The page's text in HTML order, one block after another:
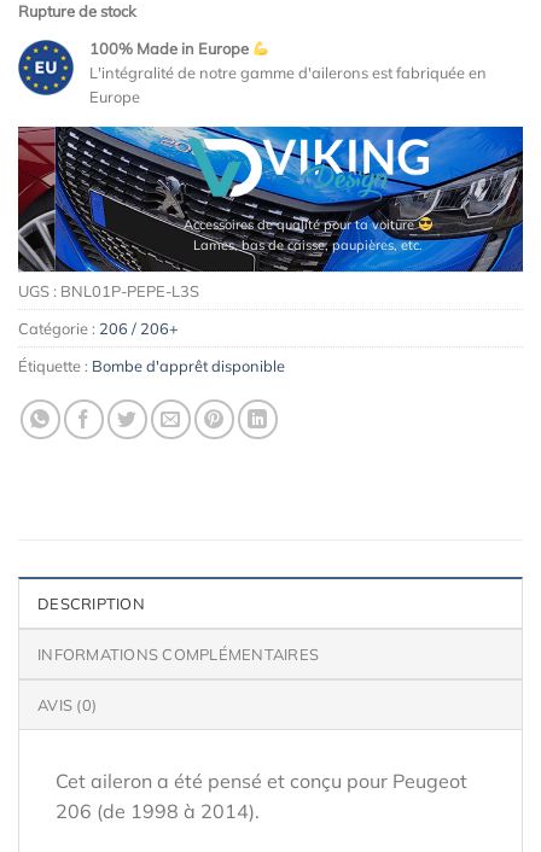
Rupture de stock
100% Made in Europe
L'intégralité de notre gamme d'ailerons est fabriquée en
Europe
Accessoires de qualité pour ta voiture
Lames, bas de caisse, paupières, etc.
UGS : BNL01P-PEPE-L3S
Catégorie : 206 / 206+
Étiquette : Bombe d'apprêt disponible
DESCRIPTION
INFORMATIONS COMPLÉMENTAIRES
AVIS (0)
Cet aileron a été pensé et conçu pour Peugeot
206 (de 1998 à 2014).